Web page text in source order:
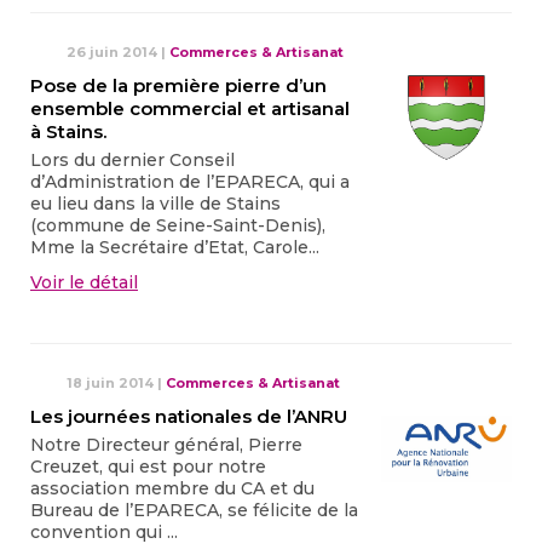
26 juin 2014 | Commerces & Artisanat
Pose de la première pierre d’un
ensemble commercial et artisanal
à Stains.
Lors du dernier Conseil
d’Administration de l’EPARECA, qui a
eu lieu dans la ville de Stains
(commune de Seine-Saint-Denis),
Mme la Secrétaire d’Etat, Carole...
Voir le détail
18 juin 2014 | Commerces & Artisanat
Les journées nationales de l’ANRU
Notre Directeur général, Pierre
Creuzet, qui est pour notre
association membre du CA et du
Bureau de l’EPARECA, se félicite de la
convention qui ...